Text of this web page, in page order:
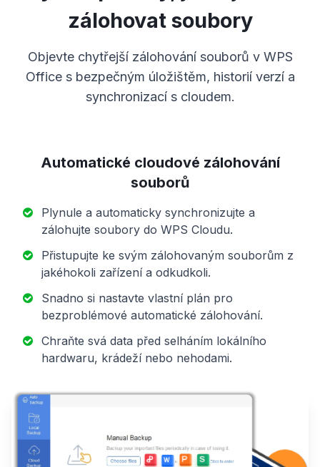
zálohovat soubory
Objevte chytřejší zálohování souborů v WPS
Office s bezpečným úložištěm, historií verzí a
synchronizací s cloudem.
Automatické cloudové zálohování
souborů
Plynule a automaticky synchronizujte a
zálohujte soubory do WPS Cloudu.
Přistupujte ke svým zálohovaným souborům z
jakéhokoli zařízení a odkudkoli.
Snadno si nastavte vlastní plán pro
bezproblémové automatické zálohování.
Chraňte svá data před selháním lokálního
hardwaru, krádeží nebo nehodami.